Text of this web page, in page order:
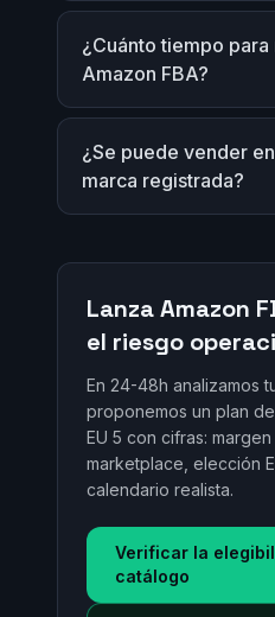
¿Cuánto tiempo
Amazon FBA?
¿Se puede vender
marca registrada?
Lanza Amazon
el riesgo
En 24-48h analizamos
proponemos un plan
EU 5 con cifras:
marketplace, elección
calendario realista.
Verificar la
catálogo